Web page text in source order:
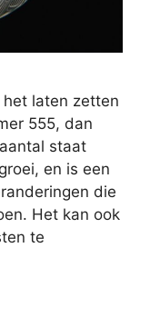
laten zetten
555, dan
staat
en is een
die
Het kan ook
te